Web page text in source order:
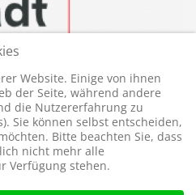
Website. Einige von ihnen
der Seite, während andere
die Nutzererfahrung zu
Sie können selbst entscheiden,
Bitte beachten Sie, dass
nicht mehr alle
Verfügung stehen.